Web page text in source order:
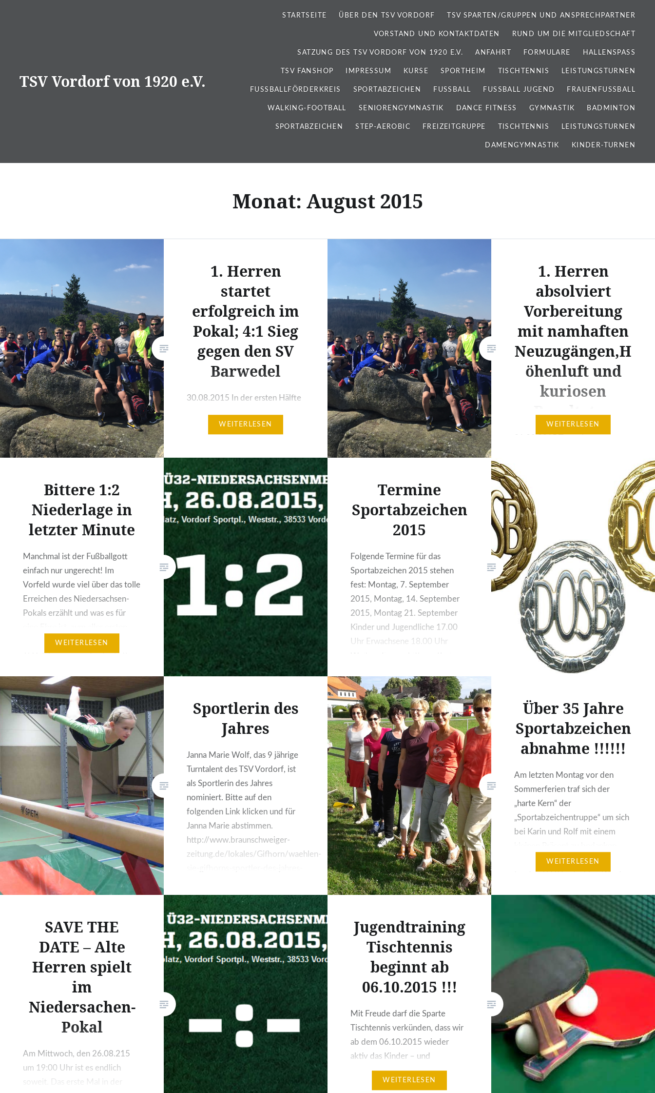
TSV Vordorf von 1920 e.V.
STARTSEITE ÜBER DEN TSV VORDORF TSV SPARTEN/GRUPPEN UND ANSPRECHPARTNER
VORSTAND UND KONTAKTDATEN RUND UM DIE MITGLIEDSCHAFT
SATZUNG DES TSV VORDORF VON 1920 E.V. ANFAHRT FORMULARE HALLENSPASS
TSV FANSHOP IMPRESSUM KURSE SPORTHEIM TISCHTENNIS LEISTUNGSTURNEN
FUSSBALLFÖRDERKREIS SPORTABZEICHEN FUSSBALL FUSSBALL JUGEND FRAUENFUSSBALL
WALKING-FOOTBALL SENIORENGYMNASTIK DANCE FITNESS GYMNASTIK BADMINTON
SPORTABZEICHEN STEP-AEROBIC FREIZEITGRUPPE TISCHTENNIS LEISTUNGSTURNEN
DAMENGYMNASTIK KINDER-TURNEN
Monat: August 2015
1. Herren
startet
erfolgreich im
Pokal; 4:1 Sieg
gegen den SV
Barwedel
30.08.2015 In der ersten Hälfte
engagiert geführtes Spiel mit
zwingenderen Aktionen auf
seiner Seite hatte. Trotzdem
waren es die Gäste, die in der
16. Minute mit einem Schuß aus
20 Metern durch Justin Schrader
die Führung erzielten. Nun ging
ein Ruck durch unser…
WEITERLESEN
1. Herren
absolviert
Vorbereitung
mit namhaften
Neuzugängen,H
öhenluft und
kuriosen
Resultaten
Scheilo beorderte seine Jungs
am 05.08. zur
Saisonvorbereitung auf den
Platz. Während mit Patrick
Moslehner nur ein Spieler die
Mannschaft verließ stießen mit
Benedict Möhlmann und
Dominik Scheil zwei namhafte
Neuzugänge zum Team. Die
Väter Heinz-Günter Scheil und
Benno Möhlmann fungierten
seinerzeit hervorragend als…
WEITERLESEN
Bittere 1:2
Niederlage in
letzter Minute
Manchmal ist der Fußballgott
einfach nur ungerecht! Im
Vorfeld wurde viel über das tolle
Erreichen des Niedersachsen-
Pokals erzählt und was es für
Mal in der Vereinsgeschichte des
TSV dabei zu sein. Leider hatte
Vorbereitung sehr gestört und in
vielen Aktionen war die
fehlende Spielpraxis deutlich…
WEITERLESEN
Termine
Sportabzeichen
2015
Folgende Termine für das
Sportabzeichen 2015 stehen
fest: Montag, 7. September
2015, Montag, 14. September
2015, Montag 21. September
Kinder und Jugendliche 17.00
Uhr Erwachsene 18.00 Uhr
Weitere Fragen bitte an Karin
Sportlerin des
Jahres
Janna Marie Wolf, das 9 jährige
Turntalent des TSV Vordorf, ist
als Sportlerin des Jahres
nominiert. Bitte auf den
folgenden Link klicken und für
Janna Marie abstimmen.
http://www.braunschweiger-
zeitung.de/lokales/Gifhorn/waehlen-
Über 35 Jahre
Sportabzeichen
abnahme !!!!!!
Am letzten Montag vor den
Sommerferien traf sich der
„harte Kern“ der
„Sportabzeichentruppe“ um sich
bei Karin und Rolf mit einem
Über 35 Jahre haben die beiden
für den TSV Vordorf bei Wind
abgenommen. Sei es am
Sportplatz, im Wald, auf der
Laufstrecke oder auch im
Schwimmbad,…
WEITERLESEN
SAVE THE
DATE – Alte
Herren spielt
im
Niedersachen-
Pokal
Am Mittwoch, den 26.08.215
um 19:00 Uhr ist es endlich
Jugendtraining
Tischtennis
beginnt ab
06.10.2015 !!!
Mit Freude darf die Sparte
Tischtennis verkünden, dass wir
ab dem 06.10.2015 wieder
aktiv das Kinder – und
Jugendtraining anbieten. Unter
der Leitung von Tim Heinemann
WEITERLESEN